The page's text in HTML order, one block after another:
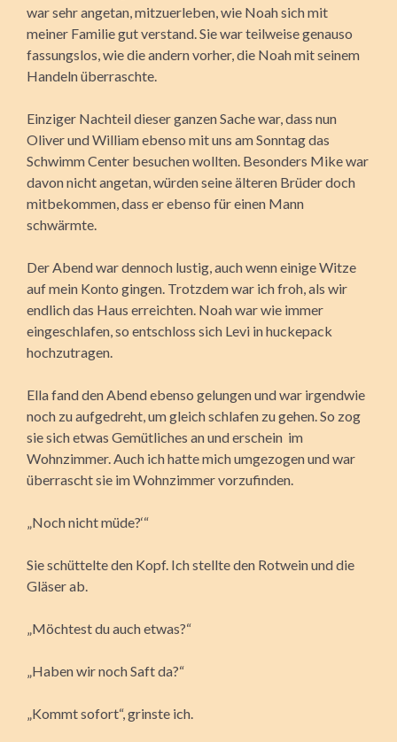
war sehr angetan, mitzuerleben, wie Noah sich mit
meiner Familie gut verstand. Sie war teilweise genauso
fassungslos, wie die andern vorher, die Noah mit seinem
Handeln überraschte.
Einziger Nachteil dieser ganzen Sache war, dass nun
Oliver und William ebenso mit uns am Sonntag das
Schwimm Center besuchen wollten. Besonders Mike war
davon nicht angetan, würden seine älteren Brüder doch
mitbekommen, dass er ebenso für einen Mann
schwärmte.
Der Abend war dennoch lustig, auch wenn einige Witze
auf mein Konto gingen. Trotzdem war ich froh, als wir
endlich das Haus erreichten. Noah war wie immer
eingeschlafen, so entschloss sich Levi in huckepack
hochzutragen.
Ella fand den Abend ebenso gelungen und war irgendwie
noch zu aufgedreht, um gleich schlafen zu gehen. So zog
sie sich etwas Gemütliches an und erschein im
Wohnzimmer. Auch ich hatte mich umgezogen und war
überrascht sie im Wohnzimmer vorzufinden.
„Noch nicht müde?‘“
Sie schüttelte den Kopf. Ich stellte den Rotwein und die
Gläser ab.
„Möchtest du auch etwas?“
„Haben wir noch Saft da?“
„Kommt sofort“, grinste ich.